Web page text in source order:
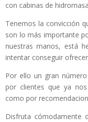
con cabinas de
Tenemos la convicción
son lo más importante
nuestras manos, está
intentar conseguir
Por ello un gran
por clientes que ya
como por
Disfruta cómodamente